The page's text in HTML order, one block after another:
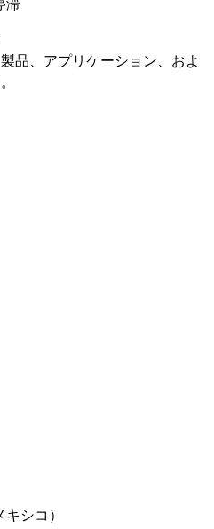
滞
品、アプリケーション、およ
シコ）